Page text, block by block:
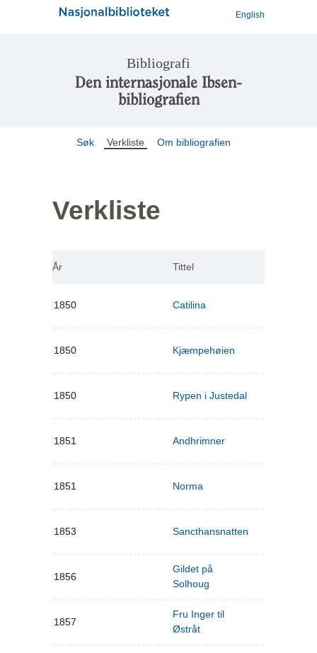
English
Bibliografi
Den internasjonale Ibsen-
bibliografien
Søk Verkliste Om bibliografien
Verkliste
År Tittel
1850 Catilina
1850 Kjæmpehøien
1850 Rypen i Justedal
1851 Andhrimner
1851 Norma
1853 Sancthansnatten
1856
Gildet på
Solhoug
1857
Fru Inger til
Østråt